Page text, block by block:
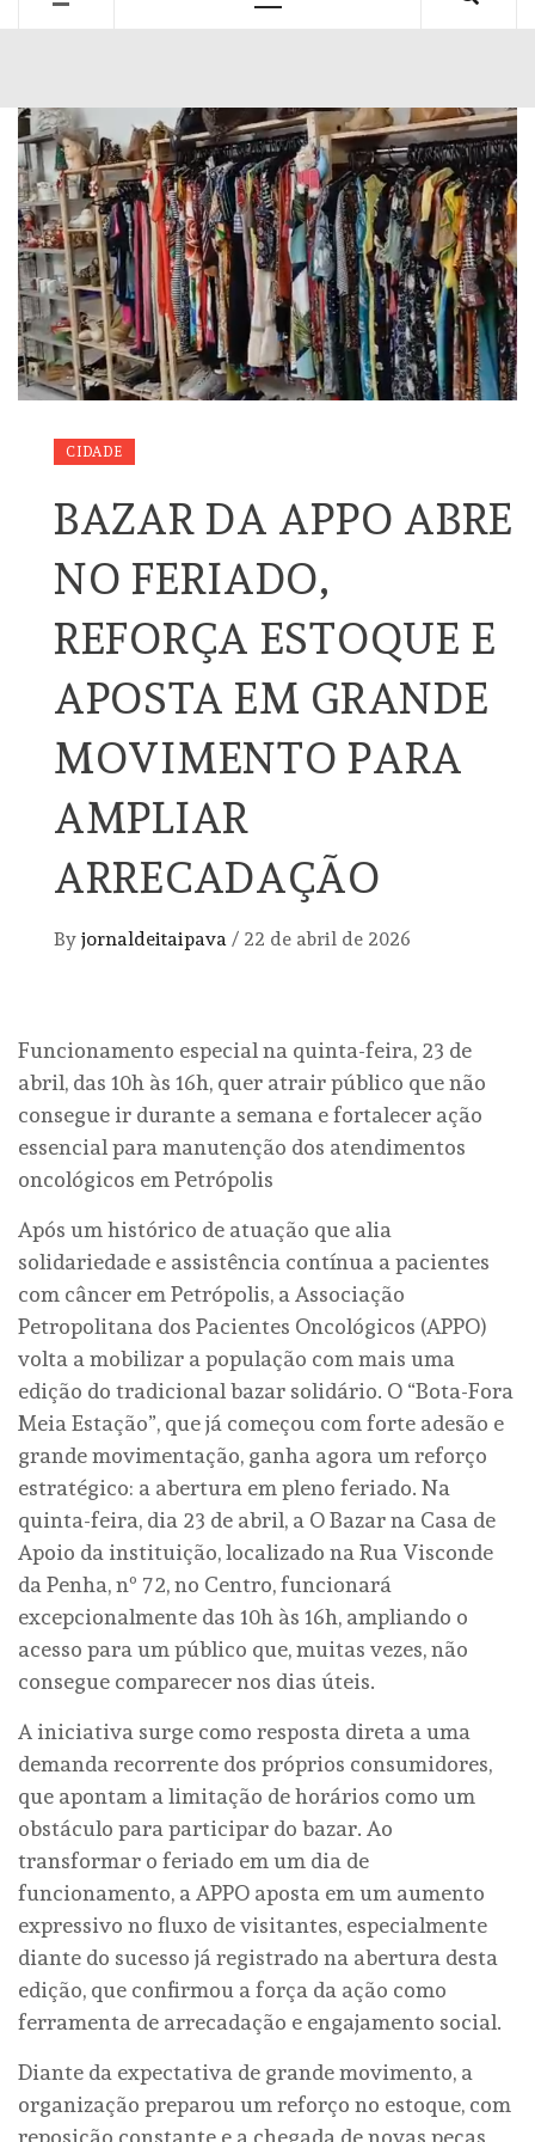
CIDADE
BAZAR DA APPO ABRE
NO FERIADO,
REFORÇA ESTOQUE E
APOSTA EM GRANDE
MOVIMENTO PARA
AMPLIAR
ARRECADAÇÃO
By jornaldeitaipava / 22 de abril de 2026
Funcionamento especial na quinta-feira, 23 de
abril, das 10h às 16h, quer atrair público que não
consegue ir durante a semana e fortalecer ação
essencial para manutenção dos atendimentos
oncológicos em Petrópolis
Após um histórico de atuação que alia
solidariedade e assistência contínua a pacientes
com câncer em Petrópolis, a Associação
Petropolitana dos Pacientes Oncológicos (APPO)
volta a mobilizar a população com mais uma
edição do tradicional bazar solidário. O “Bota-Fora
Meia Estação”, que já começou com forte adesão e
grande movimentação, ganha agora um reforço
estratégico: a abertura em pleno feriado. Na
quinta-feira, dia 23 de abril, a O Bazar na Casa de
Apoio da instituição, localizado na Rua Visconde
da Penha, nº 72, no Centro, funcionará
excepcionalmente das 10h às 16h, ampliando o
acesso para um público que, muitas vezes, não
consegue comparecer nos dias úteis.
A iniciativa surge como resposta direta a uma
demanda recorrente dos próprios consumidores,
que apontam a limitação de horários como um
obstáculo para participar do bazar. Ao
transformar o feriado em um dia de
funcionamento, a APPO aposta em um aumento
expressivo no fluxo de visitantes, especialmente
diante do sucesso já registrado na abertura desta
edição, que confirmou a força da ação como
ferramenta de arrecadação e engajamento social.
Diante da expectativa de grande movimento, a
organização preparou um reforço no estoque, com
reposição constante e a chegada de novas peças,